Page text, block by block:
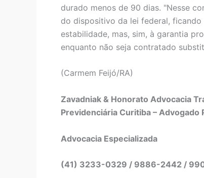
durado menos de 90 dias. "Nesse
do dispositivo da lei federal,
estabilidade, mas, sim, à garantia
enquanto não seja contratado
(Carmem Feijó/RA)
Zavadniak & Honorato Advocacia
Previdenciária Curitiba – Advogado
Advocacia Especializada
(41) 3233-0329 / 9886-2442 /